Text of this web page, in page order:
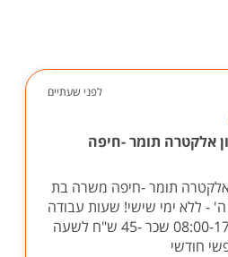
לפני שעתיים
אלקטרה תומר -חיפה
תומר -חיפה משרה בת
ה' - ללא ימי שישי! שעות עבודה
בין -07:00-16:00 / 08:00-17:00 שכר -45 ש"ח לשעה